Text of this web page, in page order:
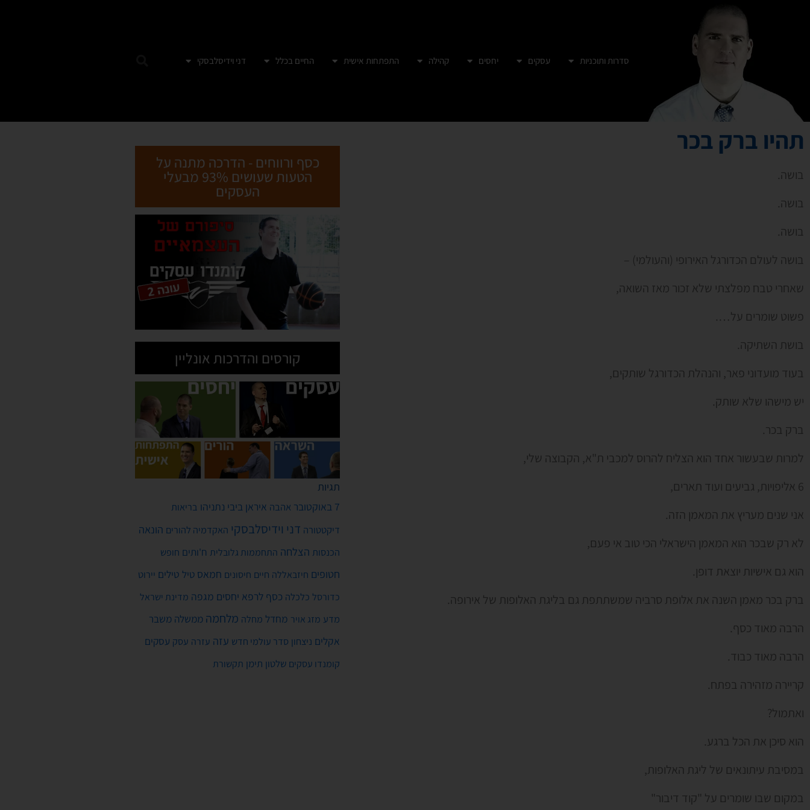
סדרות ותוכניות עסקים יחסים קהילה התפתחות אישית החיים בכלל דני וידיסלבסקי
תהיו ברק בכר
בושה.
בושה.
בושה.
בושה לעולם הכדורגל האירופי (והעולמי) –
שאחרי טבח מפלצתי שלא זכור מאז השואה,
פשוט שומרים על….
בושת השתיקה.
בעוד מועדוני פאר, והנהלת הכדורגל שותקים,
יש מישהו שלא שותק.
ברק בכר.
למרות שבעשור אחד הוא הצליח להרוס למכבי ת"א, הקבוצה שלי,
6 אליפויות, גביעים ועוד תארים,
אני שנים מעריץ את המאמן הזה.
לא רק שבכר הוא המאמן הישראלי הכי טוב אי פעם,
הוא גם אישיות יוצאת דופן.
ברק בכר מאמן השנה את אלופת סרביה שמשתתפת גם בליגת האלופות של אירופה.
הרבה מאוד כסף.
הרבה מאוד כבוד.
קריירה מזהירה בפתח.
ואתמול?
הוא סיכן את הכל ברגע.
במסיבת עיתונאים של ליגת האלופות,
במקום שבו שומרים על "קוד דיבור"
כסף ורווחים - הדרכה מתנה על
הטעות שעושים 93% מבעלי
העסקים
קורסים והדרכות אונליין
תגיות
7 באוקטובר
אהבה איראן ביבי נתניהו בריאות
דיקטטורה דני וידיסלבסקי האקדמיה להורים הונאה
הכנסות הצלחה התחממות גלובלית ח'ותים חופש
חטופים חיזבאללה חיים חיסונים חמאס טיל טילים יירוט
כדורסל כלכלה כסף לרפא יחסים מגפה מדינת ישראל
מדע מזג אויר מחדל מחלה מלחמה ממשלה משבר
אקלים ניצחון סדר עולמי חדש עזה עזרה עסק עסקים
קומנדו עסקים שלטון תימן תקשורת